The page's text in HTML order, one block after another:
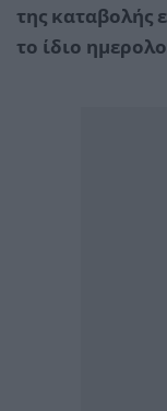
της καταβολής
το ίδιο